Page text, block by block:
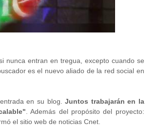
nunca entran en tregua, excepto cuando se
es el nuevo aliado de la red social en
en su blog.Juntos trabajarán en la
. Además del propósito del proyecto:
el sitio web de noticias Cnet.